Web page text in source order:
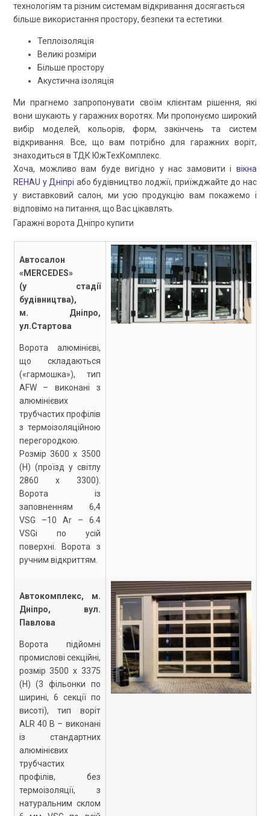
технологіям та різним системам відкривання досягається
більше використання простору, безпеки та естетики.
Теплоізоляція
Великі розміри
Більше простору
Акустична ізоляція
Ми прагнемо запропонувати своїм клієнтам рішення, які
вони шукають у гаражних воротях. Ми пропонуємо широкий
вибір моделей, кольорів, форм, закінчень та систем
відкривання. Все, що вам потрібно для гаражних воріт,
знаходиться в ТДК ЮжТехКомплекс.
Хоча, можливо вам буде вигідно у нас замовити і вікна
REHAU у Дніпрі або будівництво лоджії, приїжджайте до нас
у виставковий салон, ми усю продукцію вам покажемо і
відповімо на питання, що Вас цікавлять.
Гаражні ворота Дніпро купити
Автосалон
«MERCEDES»
(у стадії
будівництва),
м. Дніпро,
ул.Стартова
Ворота алюмінієві,
що складаються
(«гармошка»), тип
AFW – виконані з
алюмінієвих
трубчастих профілів
з термоізоляційною
перегородкою.
Розмір 3600 х 3500
(Н) (проїзд у світлу
2860 х 3300).
Ворота із
заповненням 6,4
VSG –10 Ar – 6.4
VSGi по усій
поверхні. Ворота з
ручним відкриттям.
Автокомплекс, м.
Дніпро, вул.
Павлова
Ворота підйомні
промислові секційні,
розмір 3500 х 3375
(Н) (3 фільонки по
ширині, 6 секції по
висоті), тип воріт
ALR 40 B – виконані
із стандартних
алюмінієвих
трубчастих
профілів, без
термоізоляції, з
натуральним склом